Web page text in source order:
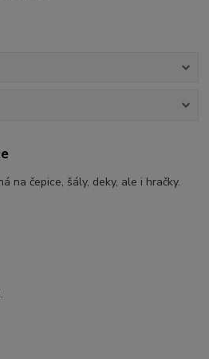
na čepice, šály, deky, ale i hračky.